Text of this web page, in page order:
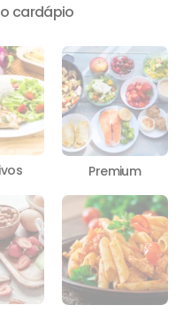
cardápio
Premium